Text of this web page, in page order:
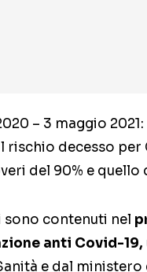
– 3 maggio
rischio decesso per
del 90% e quello
sono contenuti nel
anti Covid-19,
e dal